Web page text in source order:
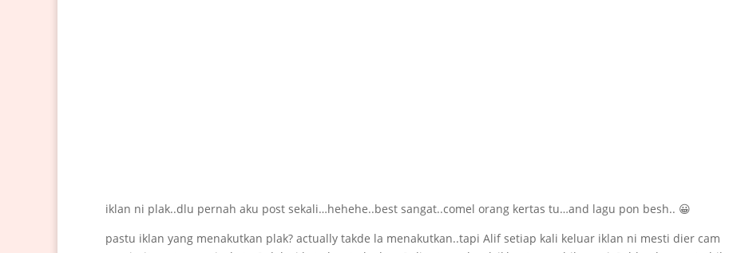
iklan ni plak..dlu pernah aku post sekali…hehehe..best sangat..comel orang kertas tu…and lagu pon besh.. 😀
pastu iklan yang menakutkan plak? actually takde la menakutkan..tapi Alif setiap kali keluar iklan ni mesti dier cam